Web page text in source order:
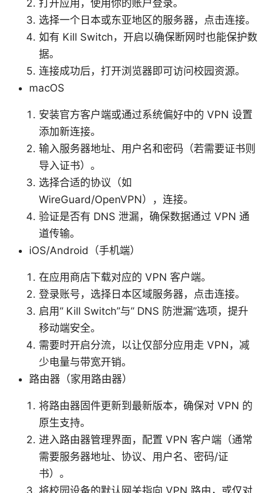
打开应用，使用你的账户登录。
选择一个日本或东亚地区的服务器，点击连接。
如有 Kill Switch，开启以确保断网时也能保护数
据。
连接成功后，打开浏览器即可访问校园资源。
macOS
安装官方客户端或通过系统偏好中的 VPN 设置
添加新连接。
输入服务器地址、用户名和密码（若需要证书则
导入证书）。
选择合适的协议（如
WireGuard/OpenVPN），连接。
验证是否有 DNS 泄漏，确保数据通过 VPN 通
道传输。
iOS/Android（手机端）
在应用商店下载对应的 VPN 客户端。
登录账号，选择日本区域服务器，点击连接。
启用“ Kill Switch”与“ DNS 防泄漏”选项，提升
移动端安全。
需要时开启分流，以让仅部分应用走 VPN，减
少电量与带宽开销。
路由器（家用路由器）
将路由器固件更新到最新版本，确保对 VPN 的
原生支持。
进入路由器管理界面，配置 VPN 客户端（通常
需要服务器地址、协议、用户名、密码/证
书）。
将校园设备的默认网关指向 VPN 路由，或仅对